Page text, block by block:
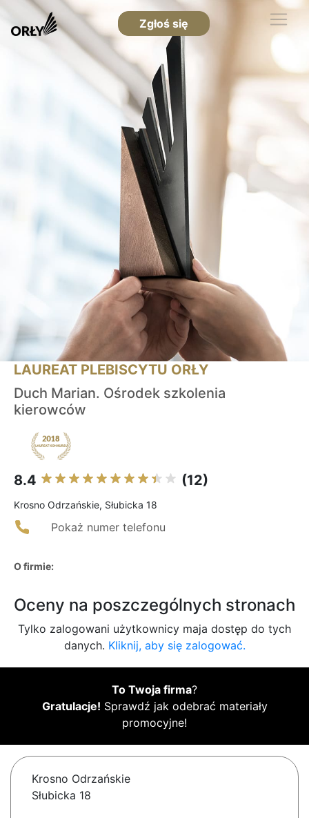
Zgłoś się
LAUREAT PLEBISCYTU ORŁY
Duch Marian. Ośrodek szkolenia
kierowców
8.4 (12)
Krosno Odrzańskie, Słubicka 18
Pokaż numer telefonu
O firmie:
Oceny na poszczególnych stronach
Tylko zalogowani użytkownicy maja dostęp do tych
danych. Kliknij, aby się zalogować.
To Twoja firma?
Gratulacje! Sprawdź jak odebrać materiały
promocyjne!
Krosno Odrzańskie
Słubicka 18